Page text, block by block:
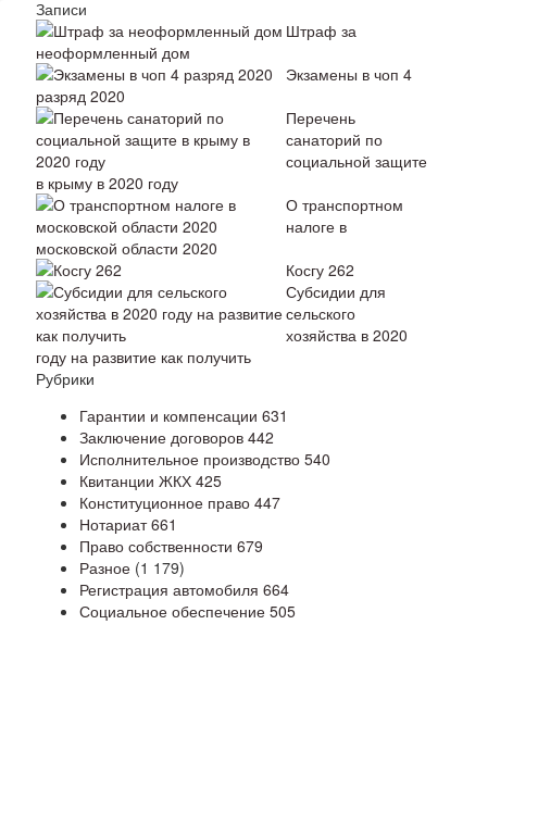
Записи
Штраф за
неоформленный дом
Экзамены в чоп 4
разряд 2020
Перечень
санаторий по
социальной защите
в крыму в 2020 году
О транспортном
налоге в
московской области 2020
Косгу 262
Субсидии для
сельского
хозяйства в 2020
году на развитие как получить
Рубрики
Гарантии и компенсации 631
Заключение договоров 442
Исполнительное производство 540
Квитанции ЖКХ 425
Конституционное право 447
Нотариат661
Право собственности 679
Разное (1 179)
Регистрация автомобиля 664
Социальное обеспечение 505